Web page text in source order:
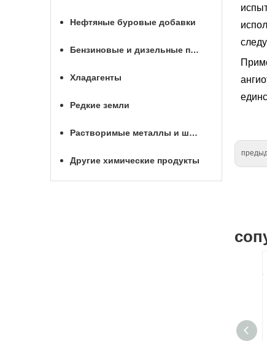
Нефтяные буровые добавки
Бензиновые и дизельные присадки
Хладагенты
Редкие земли
Растворимые металлы и шары для МГРП
Другие химические продукты